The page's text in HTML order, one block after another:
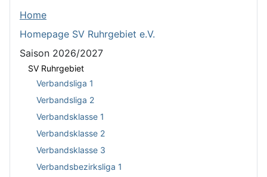
Home
Homepage SV Ruhrgebiet e.V.
Saison 2026/2027
SV Ruhrgebiet
Verbandsliga 1
Verbandsliga 2
Verbandsklasse 1
Verbandsklasse 2
Verbandsklasse 3
Verbandsbezirksliga 1